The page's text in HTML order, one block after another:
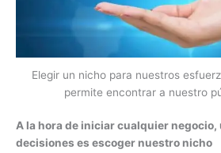
Elegir un nicho para nuestros
permite encontrar a nuestro
A la hora de iniciar cualquier
decisiones es escoger nuestro nicho